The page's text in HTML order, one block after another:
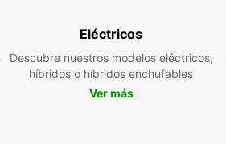
Eléctricos
Descubre nuestros modelos eléctricos,
híbridos o híbridos enchufables
Ver más